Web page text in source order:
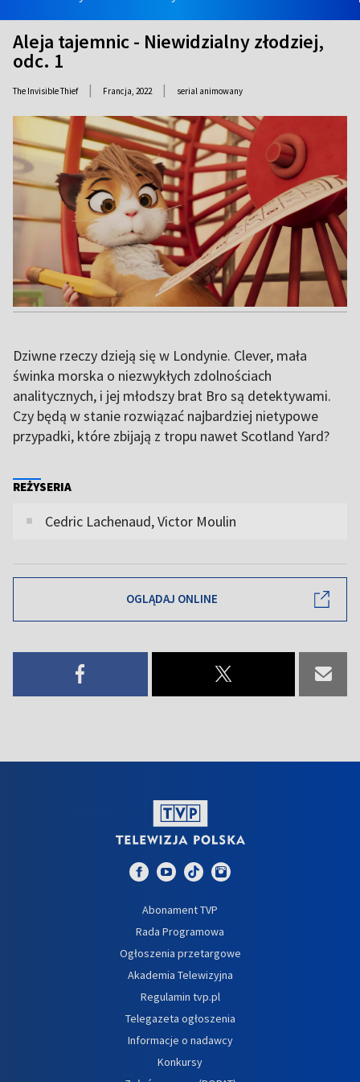
Aleja tajemnic - Niewidzialny złodziej,
odc. 1
The Invisible Thief | Francja, 2022 | serial animowany
Dziwne rzeczy dzieją się w Londynie. Clever, mała
świnka morska o niezwykłych zdolnościach
analitycznych, i jej młodszy brat Bro są detektywami.
Czy będą w stanie rozwiązać najbardziej nietypowe
przypadki, które zbijają z tropu nawet Scotland Yard?
REŻYSERIA
Cedric Lachenaud, Victor Moulin
OGLĄDAJ ONLINE
Abonament TVP
Rada Programowa
Ogłoszenia przetargowe
Akademia Telewizyjna
Regulamin tvp.pl
Telegazeta ogłoszenia
Informacje o nadawcy
Konkursy